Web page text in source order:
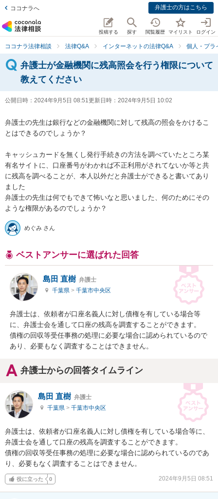
ココナラへ 弁護士の方はこちら
投稿する 探す 閲覧履歴 マイリスト ログイン
ココナラ法律相談 法律Q&A インターネットの法律Q&A 個人・プラ
弁護士が金融機関に残高照会を行う権限について
教えてください
公開日時： 2024年9月5日 08:51更新日時： 2024年9月5日 10:02
弁護士の先生は銀行などの金融機関に対して残高の照会をかけるこ
とはできるのでしょうか？
キャッシュカードを無くし発行手続きの方法を調べていたところ某
有名サイトに、口座番号がわかれば不正利用がされてないか等と共
に残高を調べることが、本人以外だと弁護士ができると書いてあり
ました
弁護士の先生は何でもできて怖いなと思いました、何のためにその
ような権限があるのでしょうか？
めぐみ さん
ベストアンサーに選ばれた回答
島田 直樹 弁護士
千葉県 > 千葉市中央区
弁護士は、依頼者が口座名義人に対し債権を有している場合等
に、弁護士会を通して口座の残高を調査することができます。
債権の回収等受任事務の処理に必要な場合に認められているので
あり、必要もなく調査することはできません。
弁護士からの回答タイムライン
島田 直樹 弁護士
千葉県 > 千葉市中央区
弁護士は、依頼者が口座名義人に対し債権を有している場合等に、
弁護士会を通して口座の残高を調査することができます。
債権の回収等受任事務の処理に必要な場合に認められているのであ
り、必要もなく調査することはできません。
役に立った 0 2024年9月5日 08:51